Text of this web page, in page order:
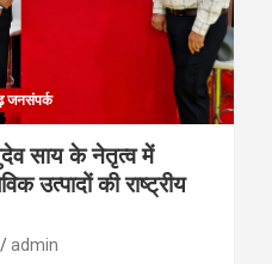
जनसंपर्क
साय के नेतृत्व में
उत्पादों की राष्ट्रीय
admin